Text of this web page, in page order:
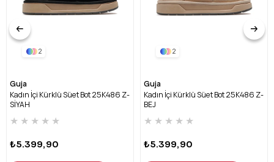
2
Guja
Kadın İçi Kürklü Süet Bot 25K486 Z-
SİYAH
★ ★ ★ ★ ★
₺5.399,90
2
Guja
Kadın İçi Kürklü Süet Bot 25K486 Z-
BEJ
★ ★ ★ ★ ★
₺5.399,90